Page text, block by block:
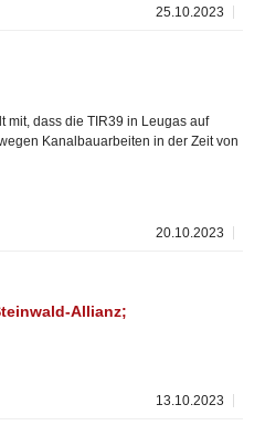
25.10.2023
mit, dass die TIR39 in Leugas auf
Kanalbauarbeiten in der Zeit von
20.10.2023
Allianz;
13.10.2023